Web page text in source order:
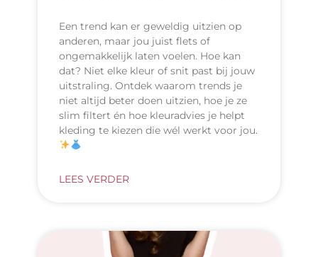
Een trend kan er geweldig uitzien op
anderen, maar jou juist flets of
ongemakkelijk laten voelen. Hoe kan
dat? Niet elke kleur of snit past bij jouw
uitstraling. Ontdek waarom trends je
niet altijd beter doen uitzien, hoe je ze
slim filtert én hoe kleuradvies je helpt
kleding te kiezen die wél werkt voor jou.
LEES VERDER